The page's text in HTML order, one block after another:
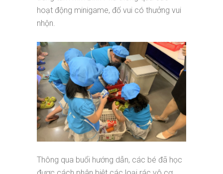
hoạt động minigame, đố vui có thưởng vui
nhộn.
Thông qua buổi hướng dẫn, các bé đã học